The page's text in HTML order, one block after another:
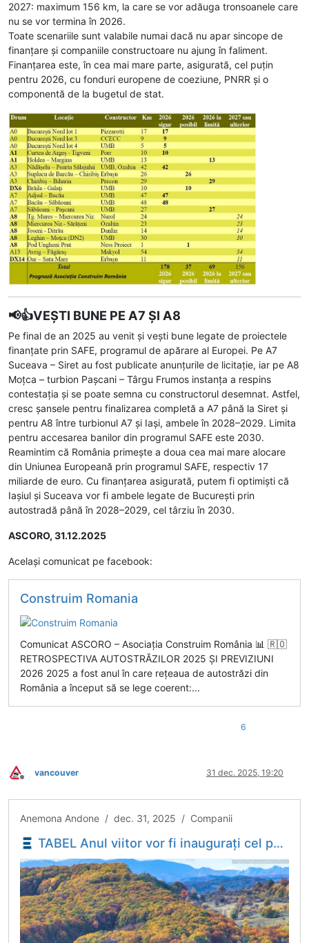
2027: maximum 156 km, la care se vor adăuga tronsoanele care
nu se vor termina în 2026.
Toate scenariile sunt valabile numai dacă nu apar sincope de
finanțare și companiile constructoare nu ajung în faliment.
Finanțarea este, în cea mai mare parte, asigurată, cel puțin
pentru 2026, cu fonduri europene de coeziune, PNRR și o
componentă de la bugetul de stat.
📢👍VEȘTI BUNE PE A7 ȘI A8
Pe final de an 2025 au venit și vești bune legate de proiectele
finanțate prin SAFE, programul de apărare al Europei. Pe A7
Suceava – Siret au fost publicate anunțurile de licitație, iar pe A8
Moțca – turbion Pașcani – Târgu Frumos instanța a respins
contestația și se poate semna cu constructorul desemnat. Astfel,
cresc șansele pentru finalizarea completă a A7 până la Siret și
pentru A8 între turbionul A7 și Iași, ambele în 2028–2029. Limita
pentru accesarea banilor din programul SAFE este 2030.
Reamintim că România primește a doua cea mai mare alocare
din Uniunea Europeană prin programul SAFE, respectiv 17
miliarde de euro. Cu finanțarea asigurată, putem fi optimiști că
Iașiul și Suceava vor fi ambele legate de București prin
autostradă până în 2028–2029, cel târziu în 2030.
ASCORO, 31.12.2025
Același comunicat pe facebook:
Construim Romania
Comunicat ASCORO – Asociația Construim România 📊 🇷🇴
RETROSPECTIVA AUTOSTRĂZILOR 2025 ȘI PREVIZIUNI
2026 2025 a fost anul în care rețeaua de autostrăzi din
România a început să se lege coerent:...
6
Deconectat
vancouver 31 dec. 2025, 19:20
Anemona Andone / dec. 31, 2025 / Companii
TABEL Anul viitor vor fi inaugurați cel puțin 178 de kilometri de autostradă. Când se va realiza marea unire peste munți - analiza Construim România - Economica.net